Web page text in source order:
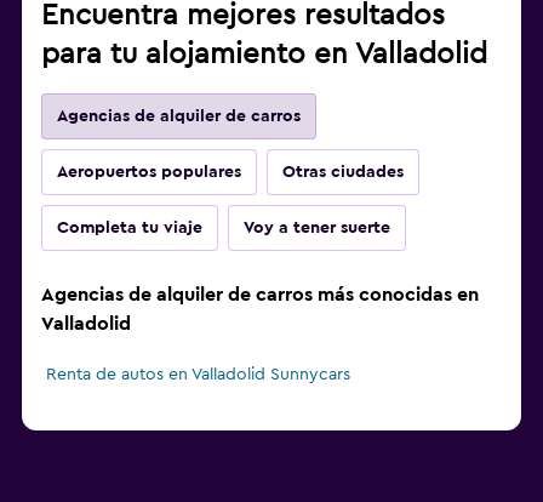
Encuentra mejores resultados
para tu alojamiento en Valladolid
Agencias de alquiler de carros
Aeropuertos populares Otras ciudades
Completa tu viaje Voy a tener suerte
Agencias de alquiler de carros más conocidas en
Valladolid
Renta de autos en Valladolid Sunnycars